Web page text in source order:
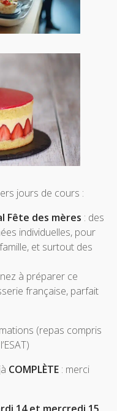
jours de cours :
Fête des mères : des
individuelles, pour
et surtout des
à préparer ce
française, parfait
(repas compris
COMPLÈTE : merci